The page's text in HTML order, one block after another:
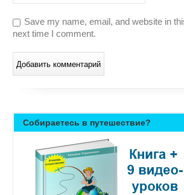
Save my name, email, and website in
next time I comment.
Собираетесь в путешествие?